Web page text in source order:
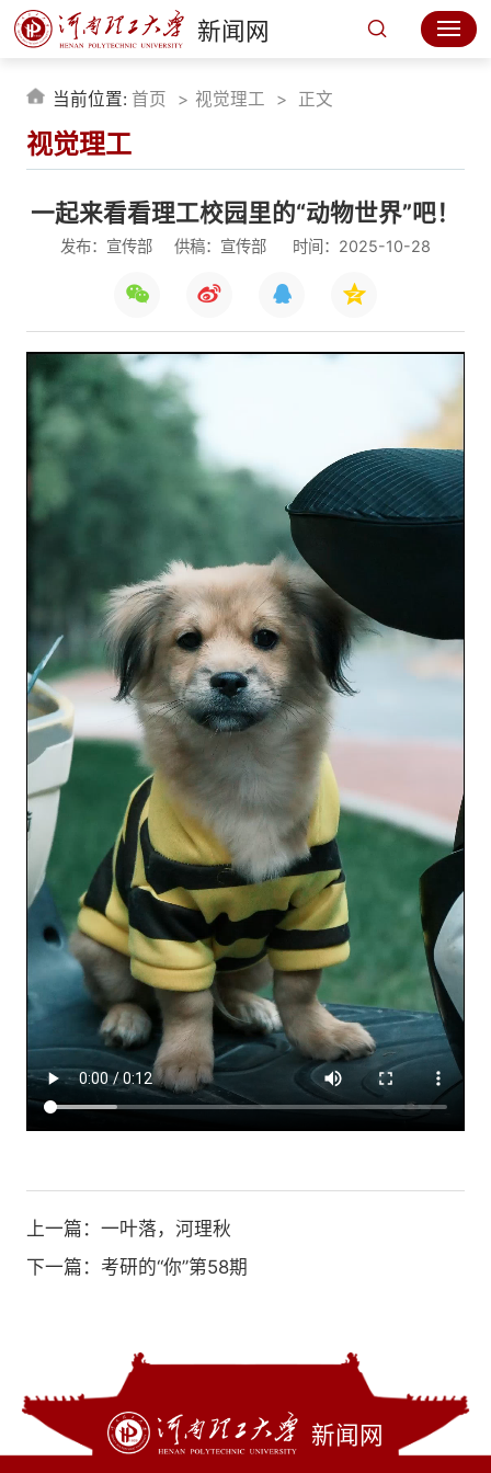
新闻网
视觉理工
当前位置: 首页 视觉理工 正文
一起来看看理工校园里的“动物世界”吧！
发布：宣传部 供稿：宣传部 时间：2025-10-28
上一篇： 一叶落，河理秋
下一篇： 考研的“你”第58期
新闻网